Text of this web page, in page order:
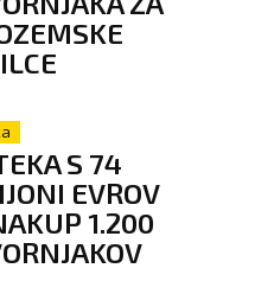
S 74
EVROV
1.200